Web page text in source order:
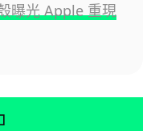
曝光 Apple 重現